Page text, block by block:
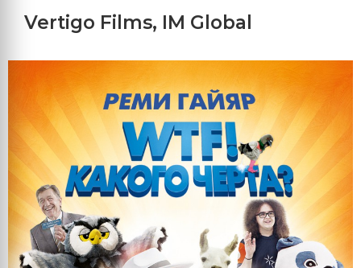
Vertigo Films, IM Global